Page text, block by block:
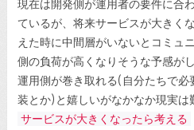
現在は開発側が運用者の要件に合
ているが、将来サービスが大きく
えた時に中間層がいないとコミュ
側の負荷が高くなりそうな予感がし
運用側が巻き取れる(自分たちで
装とか)と嬉しいがなかなか現実は
サービスが大きくなったら考える